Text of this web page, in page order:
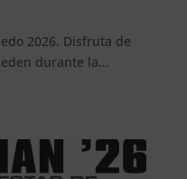
2026. Disfruta de
durante la...